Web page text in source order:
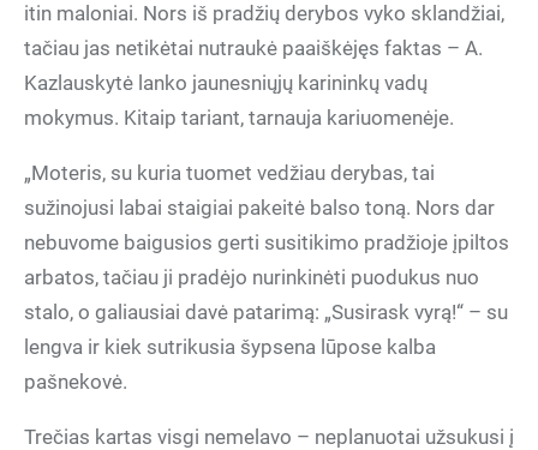
itin maloniai. Nors iš pradžių derybos vyko sklandžiai,
tačiau jas netikėtai nutraukė paaiškėjęs faktas – A.
Kazlauskytė lanko jaunesniųjų karininkų vadų
mokymus. Kitaip tariant, tarnauja kariuomenėje.
„Moteris, su kuria tuomet vedžiau derybas, tai
sužinojusi labai staigiai pakeitė balso toną. Nors dar
nebuvome baigusios gerti susitikimo pradžioje įpiltos
arbatos, tačiau ji pradėjo nurinkinėti puodukus nuo
stalo, o galiausiai davė patarimą: „Susirask vyrą!“ – su
lengva ir kiek sutrikusia šypsena lūpose kalba
pašnekovė.
Trečias kartas visgi nemelavo – neplanuotai užsukusi į